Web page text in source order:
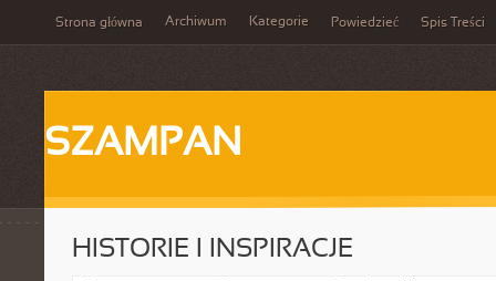
Strona główna Archiwum Kategorie Powiedzieć Spis Treści
SZAMPAN
HISTORIE I INSPIRACJE